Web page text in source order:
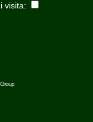
visita: